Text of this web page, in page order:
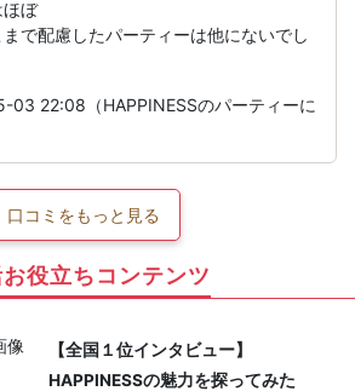
ほぼ
で配慮したパーティーは他にないでし
03 22:08（HAPPINESSのパーティーに
口コミをもっと見る
役立ちコンテンツ
【全国１位インタビュー】
HAPPINESSの魅力を探ってみた